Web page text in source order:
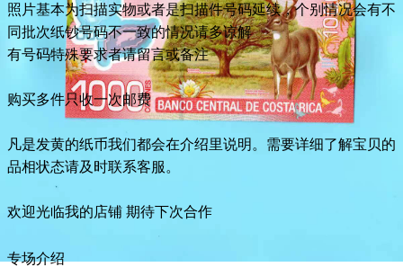
照片基本为扫描实物或者是扫描件号码延续，个别情况会有不
同批次纸钞号码不一致的情况请多谅解
有号码特殊要求者请留言或备注
购买多件只收一次邮费
凡是发黄的纸币我们都会在介绍里说明。需要详细了解宝贝的
品相状态请及时联系客服。
欢迎光临我的店铺 期待下次合作
专场介绍